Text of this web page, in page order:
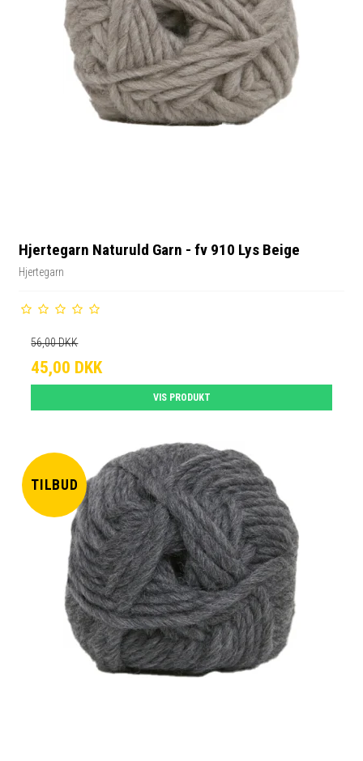
Hjertegarn Naturuld Garn - fv 910 Lys Beige
Hjertegarn
56,00 DKK
45,00 DKK
VIS PRODUKT
TILBUD